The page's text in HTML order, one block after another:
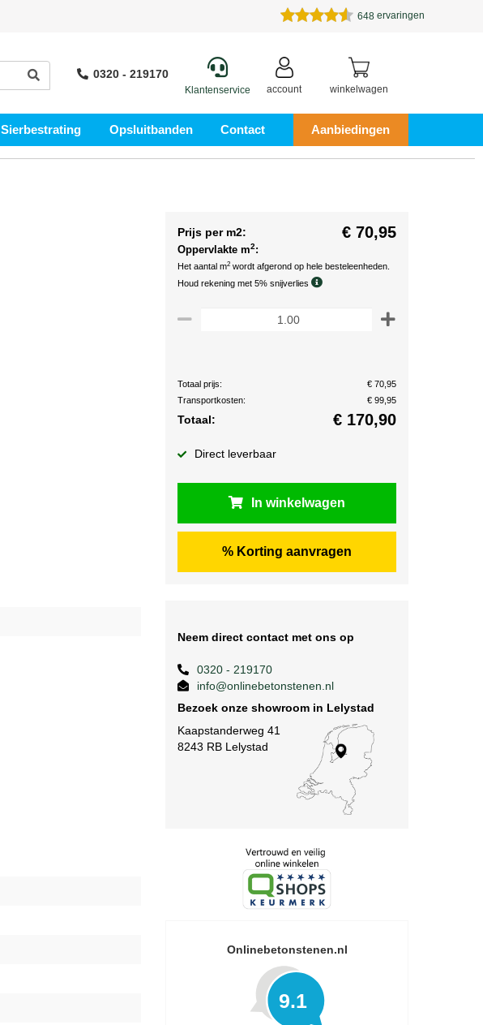
648 ervaringen
0320 - 219170
Klantenservice account winkelwagen
Sierbestrating Opsluitbanden Contact Aanbiedingen
Prijs per m2: € 70,95
Oppervlakte m2:
Het aantal m2 wordt afgerond op hele besteleenheden.
Houd rekening met 5% snijverlies
Totaal prijs:
€ 70,95
Transportkosten:
€ 99,95
Totaal: € 170,90
Direct leverbaar
In winkelwagen
% Korting aanvragen
Neem direct contact met ons op
0320 - 219170
info@onlinebetonstenen.nl
Bezoek onze showroom in Lelystad
Kaapstanderweg 41
8243 RB Lelystad
Onlinebetonstenen.nl
9.1